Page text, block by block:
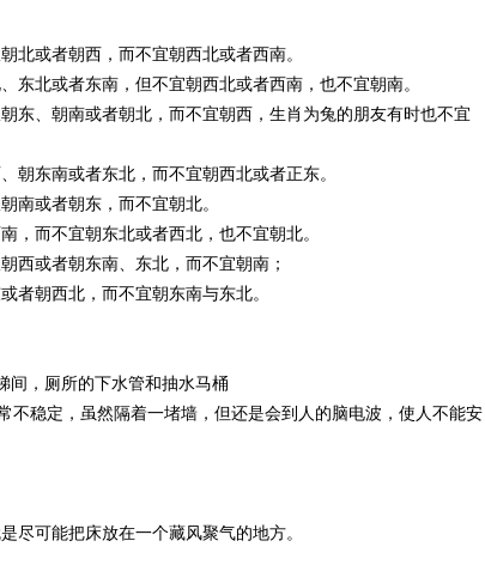
北或者朝西，而不宜朝西北或者西南。
东北或者东南，但不宜朝西北或者西南，也不宜朝南。
东、朝南或者朝北，而不宜朝西，生肖为兔的朋友有时也不宜
朝东南或者东北，而不宜朝西北或者正东。
南或者朝东，而不宜朝北。
，而不宜朝东北或者西北，也不宜朝北。
西或者朝东南、东北，而不宜朝南；
者朝西北，而不宜朝东南与东北。
间，厕所的下水管和抽水马桶
不稳定，虽然隔着一堵墙，但还是会到人的脑电波，使人不能安
尽可能把床放在一个藏风聚气的地方。